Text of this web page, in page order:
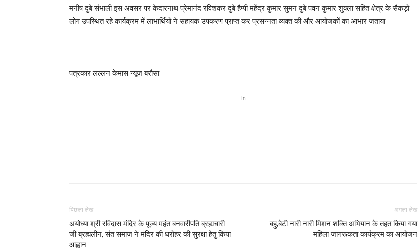
मनीष दुबे संभाली इस अवसर पर केदारनाथ प्रेमानंद रविशंकर दुबे हैप्पी महेंद्र कुमार सुमन दुबे पवन कुमार शुक्ला सहित क्षेत्र के सैकड़ो
लोग उपस्थित रहे कार्यक्रम में लाभार्थियों ने सहायक उपकरण प्राप्त कर प्रसन्नता व्यक्त की और आयोजकों का आभार जताया
पत्रकार लल्लन केमास न्यूज़ बरौसा
In
पिछला लेख
अयोध्या श्री रविदास मंदिर के पूज्य महंत बनवारीपति ब्रह्मचारी
जी ब्रह्मलीन, संत समाज ने मंदिर की धरोहर की सुरक्षा हेतु किया
आह्वान
अगला लेख
बहु,बेटी नारी नारी मिशन शक्ति अभियान के तहत किया गया
महिला जागरूकता कार्यक्रम का आयोजन